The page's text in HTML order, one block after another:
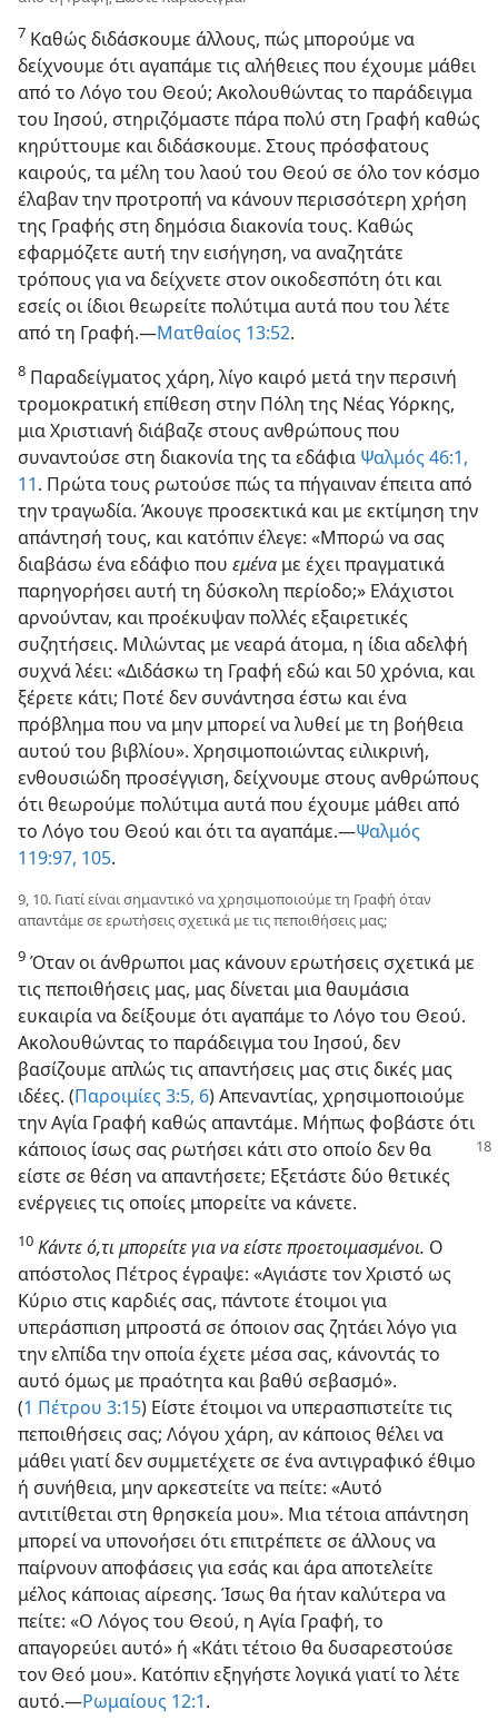
7 Καθώς διδάσκουμε άλλους, πώς μπορούμε να
δείχνουμε ότι αγαπάμε τις αλήθειες που έχουμε μάθει
από το Λόγο του Θεού; Ακολουθώντας το παράδειγμα
του Ιησού, στηριζόμαστε πάρα πολύ στη Γραφή καθώς
κηρύττουμε και διδάσκουμε. Στους πρόσφατους
καιρούς, τα μέλη του λαού του Θεού σε όλο τον κόσμο
έλαβαν την προτροπή να κάνουν περισσότερη χρήση
της Γραφής στη δημόσια διακονία τους. Καθώς
εφαρμόζετε αυτή την εισήγηση, να αναζητάτε
τρόπους για να δείχνετε στον οικοδεσπότη ότι και
εσείς οι ίδιοι θεωρείτε πολύτιμα αυτά που του λέτε
από τη Γραφή.​—Ματθαίος 13:52.
8 Παραδείγματος χάρη, λίγο καιρό μετά την περσινή
τρομοκρατική επίθεση στην Πόλη της Νέας Υόρκης,
μια Χριστιανή διάβαζε στους ανθρώπους που
συναντούσε στη διακονία της τα εδάφια Ψαλμός 46:1,
11. Πρώτα τους ρωτούσε πώς τα πήγαιναν έπειτα από
την τραγωδία. Άκουγε προσεκτικά και με εκτίμηση την
απάντησή τους, και κατόπιν έλεγε: «Μπορώ να σας
διαβάσω ένα εδάφιο που εμένα με έχει πραγματικά
παρηγορήσει αυτή τη δύσκολη περίοδο;» Ελάχιστοι
αρνούνταν, και προέκυψαν πολλές εξαιρετικές
συζητήσεις. Μιλώντας με νεαρά άτομα, η ίδια αδελφή
συχνά λέει: «Διδάσκω τη Γραφή εδώ και 50 χρόνια, και
ξέρετε κάτι; Ποτέ δεν συνάντησα έστω και ένα
πρόβλημα που να μην μπορεί να λυθεί με τη βοήθεια
αυτού του βιβλίου». Χρησιμοποιώντας ειλικρινή,
ενθουσιώδη προσέγγιση, δείχνουμε στους ανθρώπους
ότι θεωρούμε πολύτιμα αυτά που έχουμε μάθει από
το Λόγο του Θεού και ότι τα αγαπάμε.​—Ψαλμός
119:97, 105.
9, 10. Γιατί είναι σημαντικό να χρησιμοποιούμε τη Γραφή όταν
απαντάμε σε ερωτήσεις σχετικά με τις πεποιθήσεις μας;
9 Όταν οι άνθρωποι μας κάνουν ερωτήσεις σχετικά με
τις πεποιθήσεις μας, μας δίνεται μια θαυμάσια
ευκαιρία να δείξουμε ότι αγαπάμε το Λόγο του Θεού.
Ακολουθώντας το παράδειγμα του Ιησού, δεν
βασίζουμε απλώς τις απαντήσεις μας στις δικές μας
ιδέες. (Παροιμίες 3:5, 6) Απεναντίας, χρησιμοποιούμε
την Αγία Γραφή καθώς απαντάμε. Μήπως φοβάστε ότι
κάποιος ίσως σας ρωτήσει κάτι στο οποίο δεν θα
είστε σε θέση να απαντήσετε; Εξετάστε δύο θετικές
ενέργειες τις οποίες μπορείτε να κάνετε.
10 Κάντε ό,τι μπορείτε για να είστε προετοιμασμένοι. Ο
απόστολος Πέτρος έγραψε: «Αγιάστε τον Χριστό ως
Κύριο στις καρδιές σας, πάντοτε έτοιμοι για
υπεράσπιση μπροστά σε όποιον σας ζητάει λόγο για
την ελπίδα την οποία έχετε μέσα σας, κάνοντάς το
αυτό όμως με πραότητα και βαθύ σεβασμό».
(1 Πέτρου 3:15) Είστε έτοιμοι να υπερασπιστείτε τις
πεποιθήσεις σας; Λόγου χάρη, αν κάποιος θέλει να
μάθει γιατί δεν συμμετέχετε σε ένα αντιγραφικό έθιμο
ή συνήθεια, μην αρκεστείτε να πείτε: «Αυτό
αντιτίθεται στη θρησκεία μου». Μια τέτοια απάντηση
μπορεί να υπονοήσει ότι επιτρέπετε σε άλλους να
παίρνουν αποφάσεις για εσάς και άρα αποτελείτε
μέλος κάποιας αίρεσης. Ίσως θα ήταν καλύτερα να
πείτε: «Ο Λόγος του Θεού, η Αγία Γραφή, το
απαγορεύει αυτό» ή «Κάτι τέτοιο θα δυσαρεστούσε
τον Θεό μου». Κατόπιν εξηγήστε λογικά γιατί το λέτε
αυτό.​—Ρωμαίους 12:1.